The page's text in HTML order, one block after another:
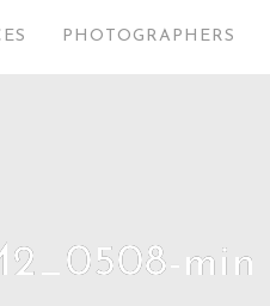
PHOTOGRAPHERS
min